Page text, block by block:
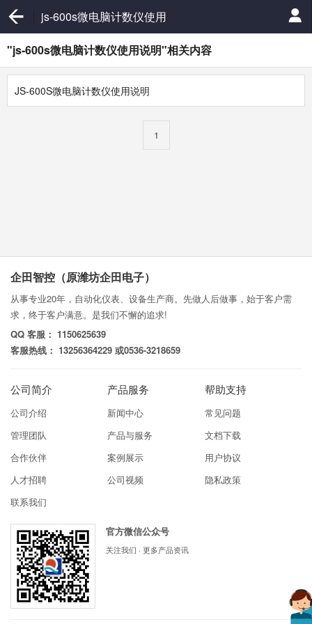
js-600s微电脑计数仪使用
说明
"js-600s微电脑计数仪使用说明"相关内容
JS-600S微电脑计数仪使用说明
1
企田智控（原潍坊企田电子）
从事专业20年，自动化仪表、设备生产商。先做人后做事，始于客户需
求，终于客户满意。是我们不懈的追求!
QQ 客服： 1150625639
客服热线： 13256364229 或0536-3218659
公司简介
公司介绍
管理团队
合作伙伴
人才招聘
联系我们
产品服务
新闻中心
产品与服务
案例展示
公司视频
帮助支持
常见问题
文档下载
用户协议
隐私政策
官方微信公众号
关注我们 · 更多产品资讯